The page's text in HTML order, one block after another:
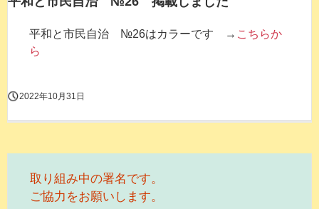
平和と市民自治 №26はカラーです → こちらか
ら
2022年10月31日
取り組み中の署名です。
ご協力をお願いします。